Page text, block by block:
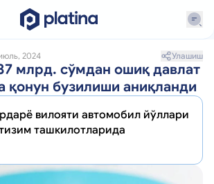
2024 Улашиш
млрд. сўмдан ошиқ давлат
қонун бузилиши аниқланди
вилояти автомобил йўллари
ташкилотларида